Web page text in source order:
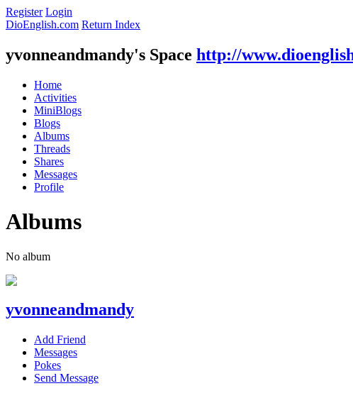
Register Login
DioEnglish.com Return Index
yvonneandmandy's Space http://
Home
Activities
MiniBlogs
Blogs
Albums
Threads
Shares
Messages
Profile
Albums
No album
yvonneandmandy
Add Friend
Messages
Pokes
Send Message